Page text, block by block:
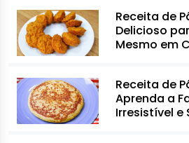
Receita de
Delicioso
Mesmo em
Receita de
Aprenda a
Irresistível e